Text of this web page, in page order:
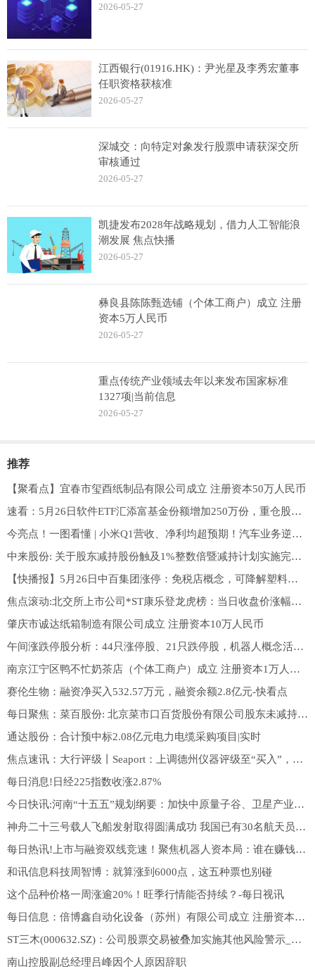
2026-05-27
江西银行(01916.HK)：尹光星及李秀宏董事
任职资格获核准
2026-05-27
深城交：向特定对象发行股票申请获深交所
审核通过
2026-05-27
凯捷发布2028年战略规划，借力人工智能浪
潮发展 焦点快播
2026-05-27
彝良县陈陈甄选铺（个体工商户）成立 注册
资本5万人民币
2026-05-27
重点传统产业领域去年以来发布国家标准
1327项|当前信息
2026-05-27
推荐
【聚看点】宜春市玺酉纸制品有限公司成立 注册资本50万人民币
速看：5月26日软件ETF汇添富基金份额增加250万份，重仓股科大讯飞、同花顺、金山办公
今亮点！一图看懂 | 小米Q1营收、净利均超预期！汽车业务逆势增长，官宣200亿港元回购计划
中来股份: 关于股东减持股份触及1%整数倍暨减持计划实施完毕的公告
【快播报】5月26日中百集团涨停：免税店概念，可降解塑料，湖北国企改革概念热股
焦点滚动:北交所上市公司*ST康乐登龙虎榜：当日收盘价涨幅达到20.00%
肇庆市诚达纸箱制造有限公司成立 注册资本10万人民币
午间涨跌停股分析：44只涨停股、21只跌停股，机器人概念活跃，大业股份、沃特股份涨停 今热点
南京江宁区鸭不忙奶茶店（个体工商户）成立 注册资本1万人民币
赛伦生物：融资净买入532.57万元，融资余额2.8亿元-快看点
每日聚焦：菜百股份: 北京菜市口百货股份有限公司股东未减持公司股份并提前终止减持计划的公告
通达股份：合计预中标2.08亿元电力电缆采购项目|实时
焦点速讯：大行评级丨Seaport：上调德州仪器评级至“买入”，目标价400美元
每日消息!日经225指数收涨2.87%
今日快讯:河南“十五五”规划纲要：加快中原量子谷、卫星产业园区等产业基地建设
神舟二十三号载人飞船发射取得圆满成功 我国已有30名航天员、47人次进入太空执行飞行任务
每日热讯!上市与融资双线竞速！聚焦机器人资本局：谁在赚钱 谁在赌明天
和讯信息科技周智博：就算涨到6000点，这五种票也别碰
这个品种价格一周涨逾20%！旺季行情能否持续？-每日视讯
每日信息：倍博鑫自动化设备（苏州）有限公司成立 注册资本5万人民币
ST三木(000632.SZ)：公司股票交易被叠加实施其他风险警示_重点聚焦
南山控股副总经理吕峰因个人原因辞职